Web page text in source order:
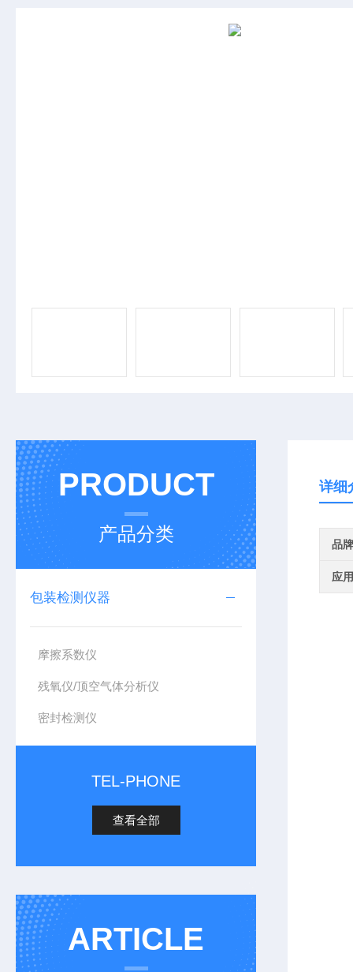
PRODUCT
产品分类
包装检测仪器
摩擦系数仪
残氧仪/顶空气体分析仪
密封检测仪
TEL-PHONE
查看全部
ARTICLE
详细
品牌
应